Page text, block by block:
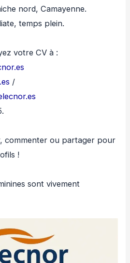
nord, Camayenne.
temps plein.
votre CV à :
/
commenter ou partager pour
!
sont vivement